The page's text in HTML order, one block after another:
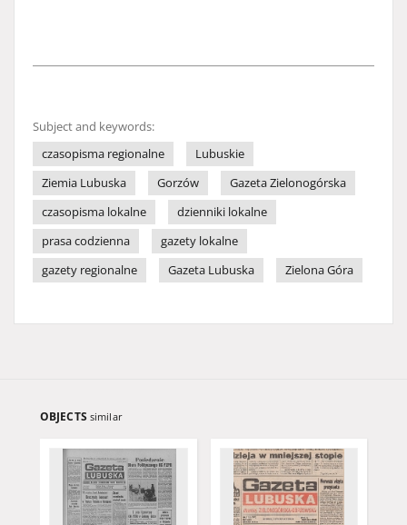
Subject and keywords:
czasopisma regionalne
Lubuskie
Ziemia Lubuska
Gorzów
Gazeta Zielonogórska
czasopisma lokalne
dzienniki lokalne
prasa codzienna
gazety lokalne
gazety regionalne
Gazeta Lubuska Zielona Góra
OBJECTS similar